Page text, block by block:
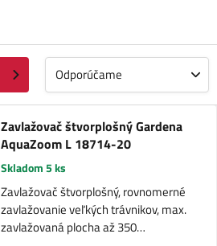
Odporúčame
Zavlažovač štvorplošný Gardena
AquaZoom L 18714-20
Skladom 5 ks
Zavlažovač štvorplošný, rovnomerné
zavlažovanie veľkých trávnikov, max.
zavlažovaná plocha až 350…